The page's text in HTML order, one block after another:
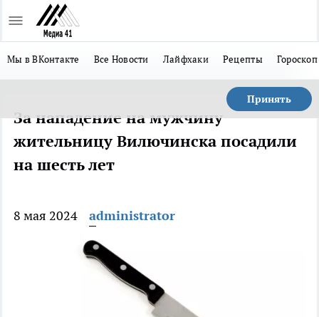
Мы в ВКонтакте Все Новости Лайфхаки Рецепты Гороскоп
Принять
За нападение на мужчину
жительницу Вилючинска посадили
на шесть лет
8 мая 2024 administrator